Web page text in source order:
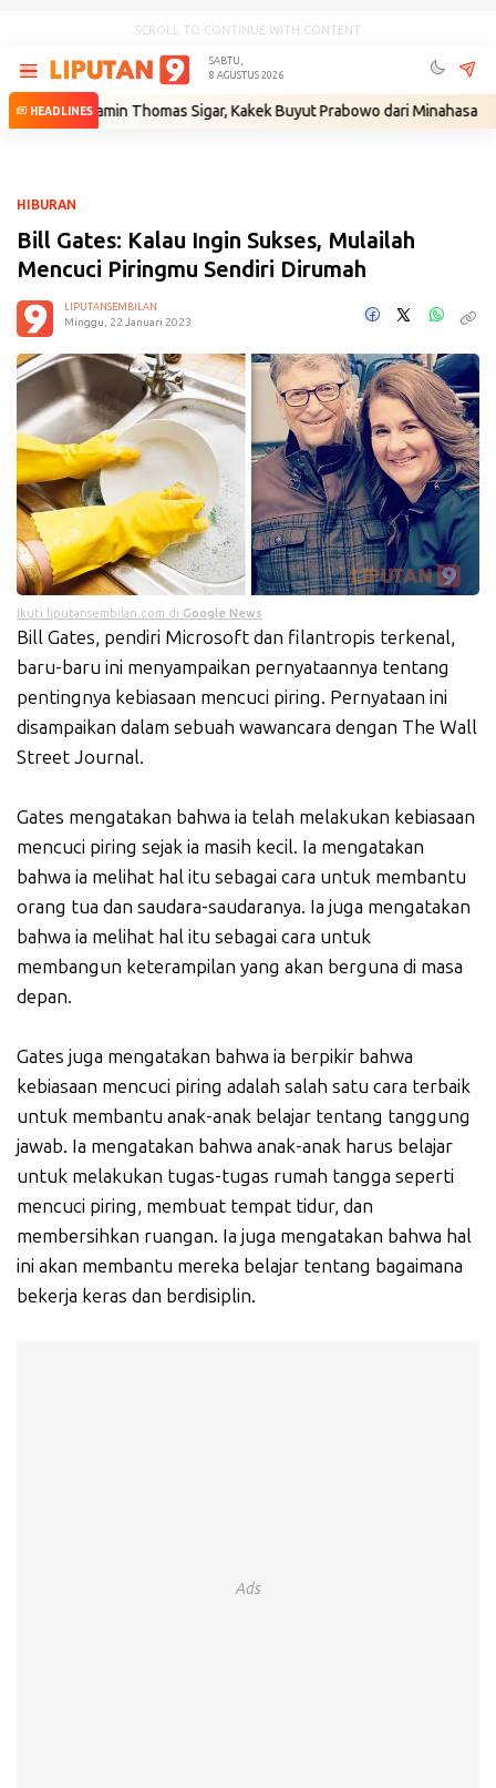
SCROLL TO CONTINUE WITH CONTENT
SABTU,
8 AGUSTUS 2026
HEADLINESThomas Sigar, Kakek Buyut Prabowo dari Minahasa •
HIBURAN
Bill Gates: Kalau Ingin Sukses, Mulailah
Mencuci Piringmu Sendiri Dirumah
LIPUTANSEMBILAN
Minggu, 22 Januari 2023
Ikuti liputansembilan.com di Google News
Bill Gates, pendiri Microsoft dan filantropis terkenal,
baru-baru ini menyampaikan pernyataannya tentang
pentingnya kebiasaan mencuci piring. Pernyataan ini
disampaikan dalam sebuah wawancara dengan The Wall
Street Journal.
Gates mengatakan bahwa ia telah melakukan kebiasaan
mencuci piring sejak ia masih kecil. Ia mengatakan
bahwa ia melihat hal itu sebagai cara untuk membantu
orang tua dan saudara-saudaranya. Ia juga mengatakan
bahwa ia melihat hal itu sebagai cara untuk
membangun keterampilan yang akan berguna di masa
depan.
Gates juga mengatakan bahwa ia berpikir bahwa
kebiasaan mencuci piring adalah salah satu cara terbaik
untuk membantu anak-anak belajar tentang tanggung
jawab. Ia mengatakan bahwa anak-anak harus belajar
untuk melakukan tugas-tugas rumah tangga seperti
mencuci piring, membuat tempat tidur, dan
membersihkan ruangan. Ia juga mengatakan bahwa hal
ini akan membantu mereka belajar tentang bagaimana
bekerja keras dan berdisiplin.
Ads